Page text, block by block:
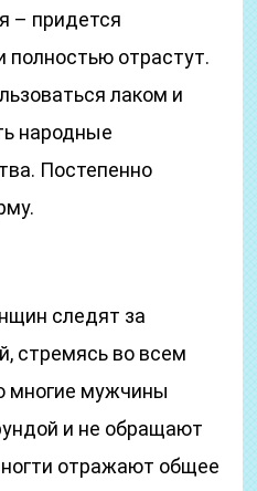
– придется
полностью отрастут.
лаком и
народные
Постепенно
следят за
стремясь во всем
многие мужчины
и не обращают
отражают общее